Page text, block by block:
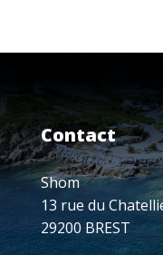
Contact
Shom
13 rue du
29200 BREST